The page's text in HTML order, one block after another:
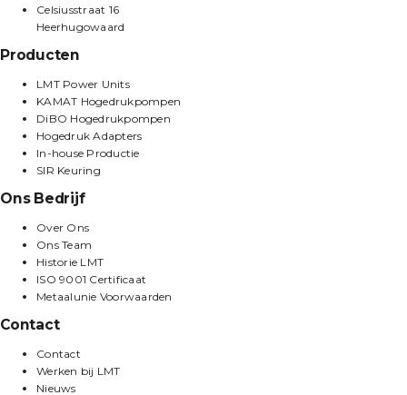
Celsiusstraat 16
Heerhugowaard
Producten
LMT Power Units
KAMAT Hogedrukpompen
DiBO Hogedrukpompen
Hogedruk Adapters
In-house Productie
SIR Keuring
Ons Bedrijf
Over Ons
Ons Team
Historie LMT
ISO 9001 Certificaat
Metaalunie Voorwaarden
Contact
Contact
Werken bij LMT
Nieuws